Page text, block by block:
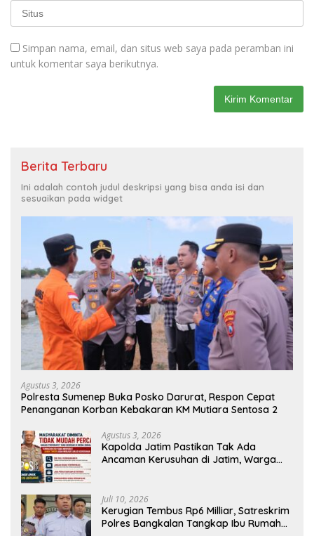
Simpan nama, email, dan situs web saya pada peramban ini
untuk komentar saya berikutnya.
Berita Terbaru
Ini adalah contoh judul deskripsi yang bisa anda isi dan
sesuaikan pada widget
Agustus 3, 2026
Polresta Sumenep Buka Posko Darurat, Respon Cepat
Penanganan Korban Kebakaran KM Mutiara Sentosa 2
Agustus 3, 2026
Kapolda Jatim Pastikan Tak Ada
Ancaman Kerusuhan di Jatim, Warga
Juli 10, 2026
Kerugian Tembus Rp6 Milliar, Satreskrim
Polres Bangkalan Tangkap Ibu Rumah